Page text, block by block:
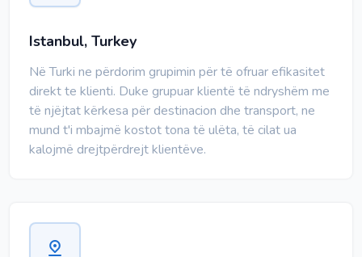
Istanbul, Turkey
Në Turki ne përdorim grupimin për të ofruar efikasitet
direkt te klienti. Duke grupuar klientë të ndryshëm me
të njëjtat kërkesa për destinacion dhe transport, ne
mund t'i mbajmë kostot tona të ulëta, të cilat ua
kalojmë drejtpërdrejt klientëve.